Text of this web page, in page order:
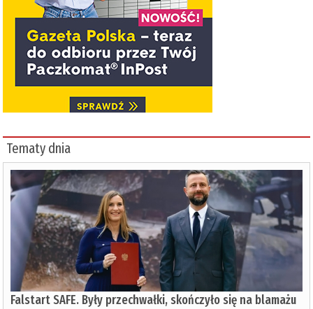
Tematy dnia
Falstart SAFE. Były przechwałki, skończyło się na blamażu